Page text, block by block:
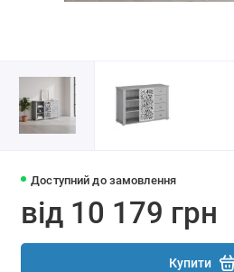
Доступний до замовлення
від 10 179 грн
Купити